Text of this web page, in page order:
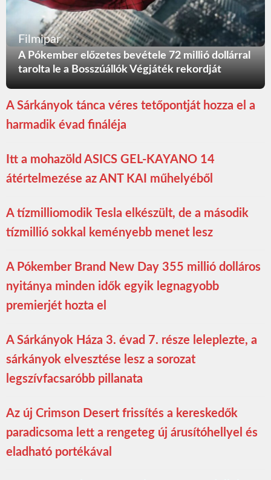
Filmipar
A Pókember előzetes bevétele 72 millió dollárral
tarolta le a Bosszúállók Végjáték rekordját
A Sárkányok tánca véres tetőpontját hozza el a
harmadik évad fináléja
Itt a mohazöld ASICS GEL-KAYANO 14
átértelmezése az ANT KAI műhelyéből
A tízmilliomodik Tesla elkészült, de a második
tízmillió sokkal keményebb menet lesz
A Pókember Brand New Day 355 millió dolláros
nyitánya minden idők egyik legnagyobb
premierjét hozta el
A Sárkányok Háza 3. évad 7. része leleplezte, a
sárkányok elvesztése lesz a sorozat
legszívfacsaróbb pillanata
Az új Crimson Desert frissítés a kereskedők
paradicsoma lett a rengeteg új árusítóhellyel és
eladható portékával